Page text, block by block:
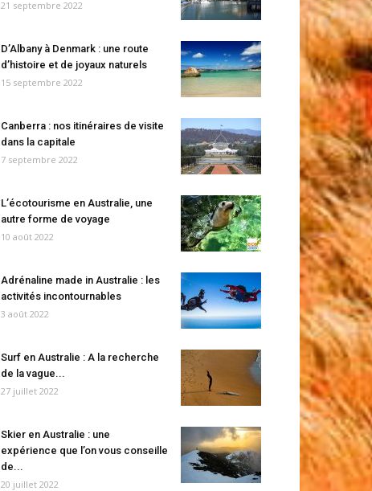
21 septembre 2022
D’Albany à Denmark : une route
d’histoire et de joyaux naturels
15 septembre 2022
Canberra : nos itinéraires de visite
dans la capitale
7 septembre 2022
L’écotourisme en Australie, une
autre forme de voyage
10 août 2022
Adrénaline made in Australie : les
activités incontournables
3 août 2022
Surf en Australie : A la recherche
de la vague...
27 juillet 2022
Skier en Australie : une
expérience que l’on vous conseille
de...
20 juillet 2022